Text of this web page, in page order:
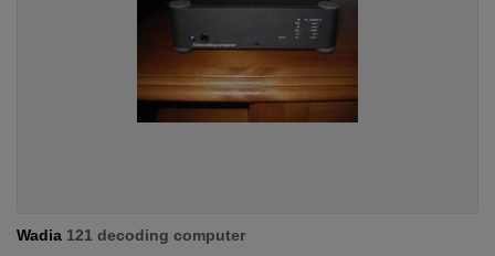
Wadia 121 decoding computer